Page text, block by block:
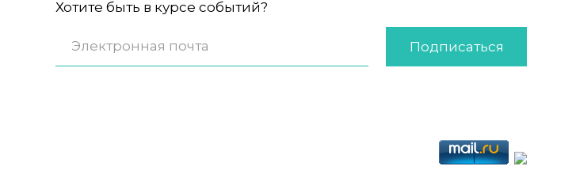
Хотите быть в курсе событий?
Подписаться